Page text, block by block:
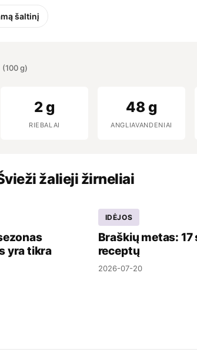
šaltinį
(100 g)
2 g
RIEBALAI
48 g
ANGLIAVANDENIAI
žalieji žirneliai
yra tikra
IDĖJOS
Braškių metas:
receptų
2026-07-20